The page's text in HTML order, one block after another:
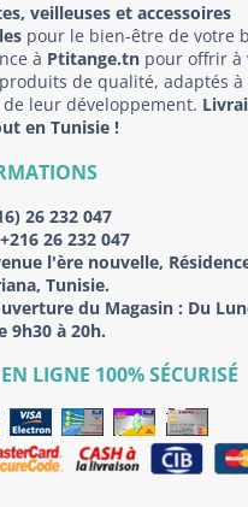
veilleuses et accessoires
pour le bien-être de votre
à Ptitange.tn pour offrir à
de qualité, adaptés à
leur développement.
en Tunisie !
26 232 047
+216 26 232 047
l'ère nouvelle,
Tunisie.
du Magasin : Du
9h30 à 20h.
LIGNE 100% SÉCURISÉ